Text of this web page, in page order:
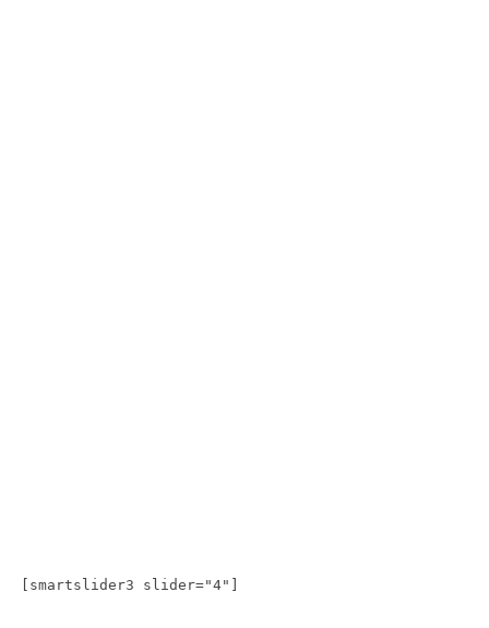
[smartslider3 slider="4"]